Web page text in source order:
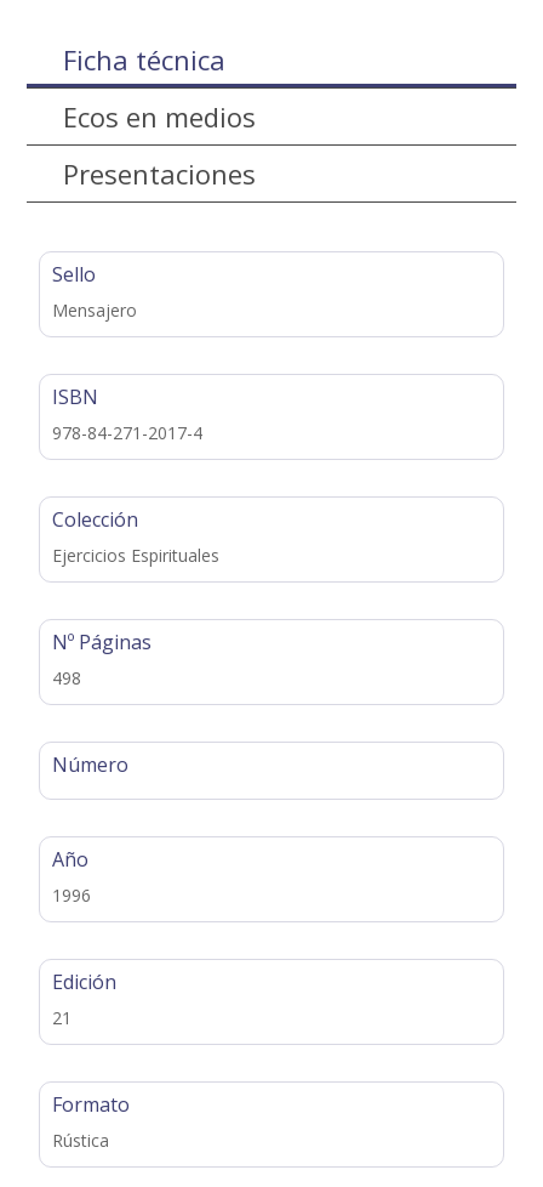
Ficha técnica
Ecos en medios
Presentaciones
Sello
Mensajero
ISBN
978-84-271-2017-4
Colección
Ejercicios Espirituales
Nº Páginas
498
Número
Año
1996
Edición
21
Formato
Rústica